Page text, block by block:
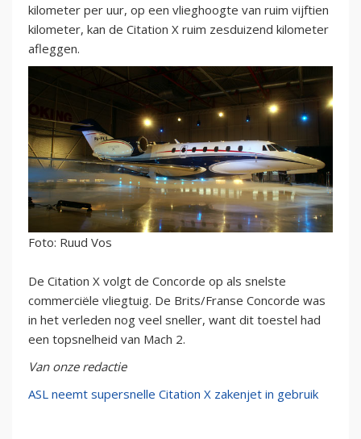
kilometer per uur, op een vlieghoogte van ruim vijftien
kilometer, kan de Citation X ruim zesduizend kilometer
afleggen.
Foto: Ruud Vos
De Citation X volgt de Concorde op als snelste
commerciële vliegtuig. De Brits/Franse Concorde was
in het verleden nog veel sneller, want dit toestel had
een topsnelheid van Mach 2.
Van onze redactie
ASL neemt supersnelle Citation X zakenjet in gebruik